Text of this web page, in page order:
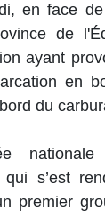
en face
de
ayant
en
du
nationale
qui s’est
premier